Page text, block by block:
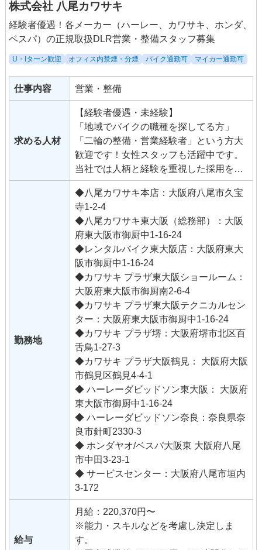
株式会社 八尾カワサキ
経験者優遇！各メーカー（ハーレー、カワサキ、ホンダ、
ベスパ）の正規取扱DLR営業・整備スタッフ募集
U・Iターン歓迎 オフィス内禁煙・分煙 バイク通勤可 マイカー通勤可
仕事内容 営業・整備
求める人材
【経験者優遇・未経験】
「地域でバイクの職種を探してる方」
「二輪の整備・営業経験者」という方大
歓迎です！女性スタッフも活躍中です。
当社では人柄と経験を重視した採用を行
っていますので、「バイクが好き！」
「営業・整備の仕事をしてみたい！」と
いう意欲のある方をお待ちしておりま
す。
勤務地
◆八尾カワサキ本店：大阪府八尾市久宝
寺1-2-4
◆八尾カワサキ東大阪（総務部）：大阪
府東大阪市御厨中1-16-24
◆レンタルバイク東大阪店：大阪府東大
阪市御厨中1-16-24
◆カワサキ プラザ東大阪ショールーム：
大阪府東大阪市御厨南2-6-4
◆カワサキ プラザ東大阪テクニカルセン
ター：大阪府東大阪市御厨中1-16-24
◆カワサキ プラザ堺：大阪府堺市北区百
舌鳥1-27-3
◆カワサキ プラザ大阪鶴見： 大阪府大阪
市鶴見区鶴見4-4-1
◆ ハーレーダビッドソン東大阪： 大阪府
東大阪市御厨中1-16-24
◆ ハーレーダビッドソン奈良：奈良県奈
良市針町2330-3
◆ ホンダヤオ/ベスパ大阪東 大阪府八尾
市中田3-23-1
◆ サービスセンター：大阪府八尾市垣内
3-172
給与
月給：220,370円〜
※能力・スキルなどを考慮し決定しま
す。